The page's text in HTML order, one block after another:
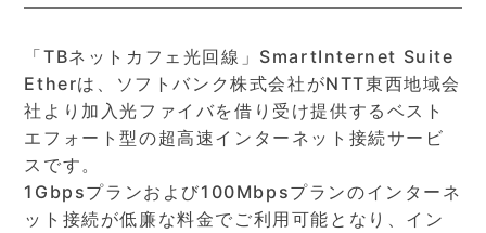
「TBネットカフェ光回線」SmartInternet Suite
Etherは、ソフトバンク株式会社がNTT東西地域会
社より加入光ファイバを借り受け提供するベスト
エフォート型の超高速インターネット接続サービ
スです。
1Gbpsプランおよび100Mbpsプランのインターネ
ット接続が低廉な料金でご利用可能となり、イン